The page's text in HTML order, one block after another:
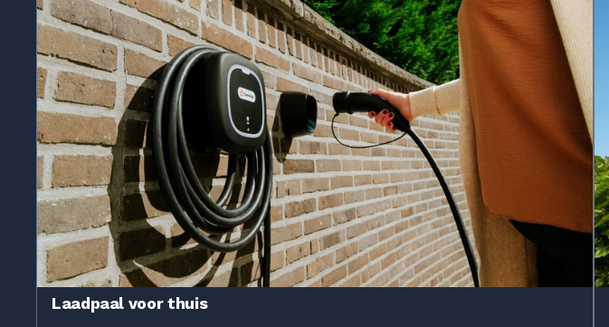
Laadpaal voor thuis